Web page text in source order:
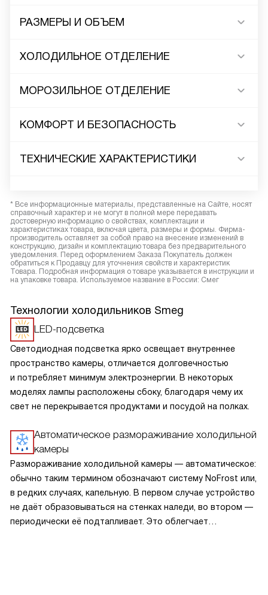
РАЗМЕРЫ И ОБЪЕМ
ХОЛОДИЛЬНОЕ ОТДЕЛЕНИЕ
МОРОЗИЛЬНОЕ ОТДЕЛЕНИЕ
КОМФОРТ И БЕЗОПАСНОСТЬ
ТЕХНИЧЕСКИЕ ХАРАКТЕРИСТИКИ
* Все информационные материалы, представленные на Сайте, носят
справочный характер и не могут в полной мере передавать
достоверную информацию о свойствах, комплектации и
характеристиках товара, включая цвета, размеры и формы. Фирма-
производитель оставляет за собой право на внесение изменений в
конструкцию, дизайн и комплектацию товара без предварительного
уведомления. Перед оформлением Заказа Покупатель должен
обратиться к Продавцу для уточнения свойств и характеристик
Товара. Подробная информация о товаре указывается в инструкции и
на упаковке товара. Используемое название в России: Смег
Технологии холодильников Smeg
LED-подсветка
Светодиодная подсветка ярко освещает внутреннее
пространство камеры, отличается долговечностью
и потребляет минимум электроэнергии. В некоторых
моделях лампы расположены сбоку, благодаря чему их
свет не перекрывается продуктами и посудой на полках.
Автоматическое размораживание холодильной
камеры
Размораживание холодильной камеры — автоматическое:
обычно таким термином обозначают систему NoFrost или,
в редких случаях, капельную. В первом случае устройство
не даёт образовываться на стенках наледи, во втором —
периодически её подтапливает. Это облегчает